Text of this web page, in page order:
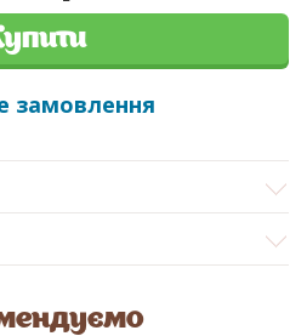
замовлення